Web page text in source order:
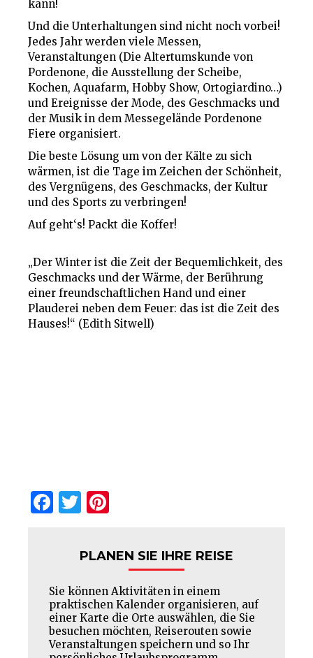
kann!
Und die Unterhaltungen sind nicht noch vorbei!
Jedes Jahr werden viele Messen,
Veranstaltungen (Die Altertumskunde von
Pordenone, die Ausstellung der Scheibe,
Kochen, Aquafarm, Hobby Show, Ortogiardino…)
und Ereignisse der Mode, des Geschmacks und
der Musik in dem Messegelände Pordenone
Fiere organisiert.
Die beste Lösung um von der Kälte zu sich
wärmen, ist die Tage im Zeichen der Schönheit,
des Vergnügens, des Geschmacks, der Kultur
und des Sports zu verbringen!
Auf geht‘s! Packt die Koffer!
„Der Winter ist die Zeit der Bequemlichkeit, des
Geschmacks und der Wärme, der Berührung
einer freundschaftlichen Hand und einer
Plauderei neben dem Feuer: das ist die Zeit des
Hauses!“ (Edith Sitwell)
Facebook
Twitter
PLANEN SIE IHRE REISE
Sie können Aktivitäten in einem
praktischen Kalender organisieren, auf
einer Karte die Orte auswählen, die Sie
besuchen möchten, Reiserouten sowie
Veranstaltungen speichern und so Ihr